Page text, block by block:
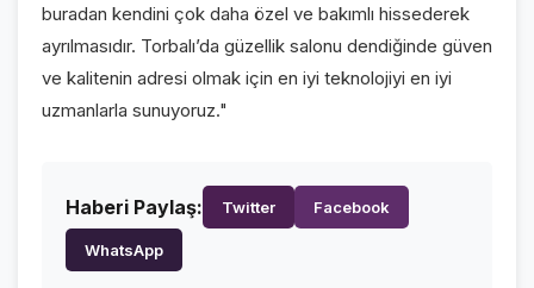
buradan kendini çok daha özel ve bakımlı hissederek
ayrılmasıdır. Torbalı’da güzellik salonu dendiğinde güven
ve kalitenin adresi olmak için en iyi teknolojiyi en iyi
uzmanlarla sunuyoruz."
Haberi Paylaş: Twitter Facebook
WhatsApp